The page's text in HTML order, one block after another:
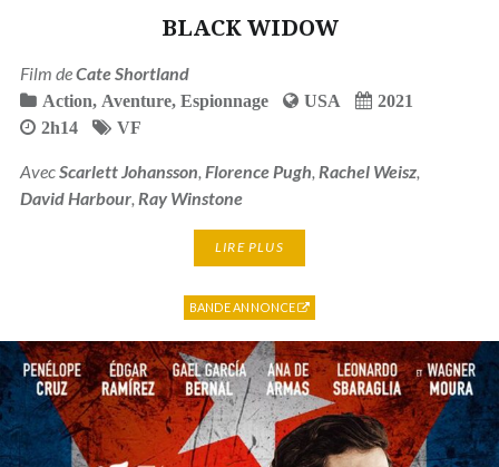
BLACK WIDOW
Film deCate Shortland
Action, Aventure, Espionnage USA
2021
2h14
VF
AvecScarlett Johansson, Florence Pugh, Rachel Weisz,
David Harbour, Ray Winstone
LIRE PLUS
BANDE ANNONCE